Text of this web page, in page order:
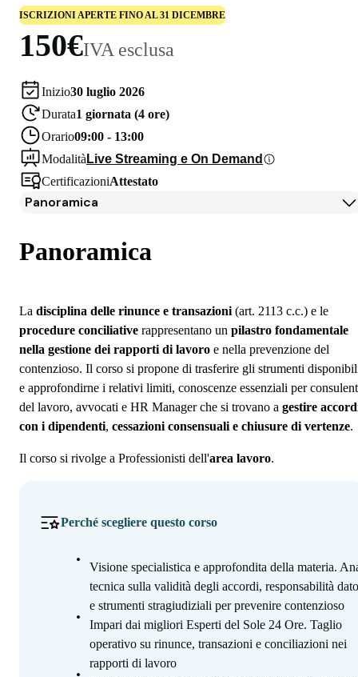
ISCRIZIONI APERTE FINO AL 31 DICEMBRE
150€IVA esclusa
Inizio30 luglio 2026
Durata1 giornata (4 ore)
Orario09:00 - 13:00
Modalità Live Streaming e On Demand
CertificazioniAttestato
Panoramica
Programma
Docenti
Panoramica
La disciplina delle rinunce e transazioni (art. 2113 c.c.) e le
procedure conciliative rappresentano un pilastro fondamentale
nella gestione dei rapporti di lavoro e nella prevenzione del
contenzioso. Il corso si propone di trasferire gli strumenti
e approfondirne i relativi limiti, conoscenze essenziali per
del lavoro, avvocati e HR Manager che si trovano a gestire
con i dipendenti, cessazioni consensuali e chiusure di vertenze.
Il corso si rivolge a Professionisti dell'area lavoro.
Perché scegliere questo corso
Visione specialistica e approfondita della materia.
tecnica sulla validità degli accordi, responsabilità
e strumenti stragiudiziali per prevenire contenzioso
Impari dai migliori Esperti del Sole 24 Ore. Taglio
operativo su rinunce, transazioni e conciliazioni nei
rapporti di lavoro